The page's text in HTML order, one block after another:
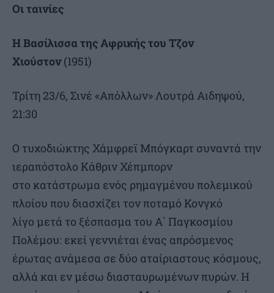
Οι ταινίες
Η Βασίλισσα της Αφρικής του Τζον
Χιούστον(1951)
Τρίτη 23/6, Σινέ «Απόλλων» Λουτρά Αιδηψού,
21:30
Ο τυχοδιώκτης Χάμφρεϊ Μπόγκαρτ συναντά την
ιεραπόστολο Κάθριν Χέπμπορν
στο κατάστρωμα ενός ρημαγμένου πολεμικού
πλοίου που διασχίζει τον ποταμό Κονγκό
λίγο μετά το ξέσπασμα του Α΄ Παγκοσμίου
Πολέμου: εκεί γεννιέται ένας απρόσμενος
έρωτας ανάμεσα σε δύο αταίριαστους κόσμους,
αλλά και εν μέσω διασταυρωμένων πυρών. Η